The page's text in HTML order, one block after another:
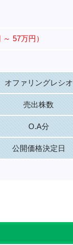
57万円）
オファリングレシオ
売出株数
O.A分
公開価格決定日